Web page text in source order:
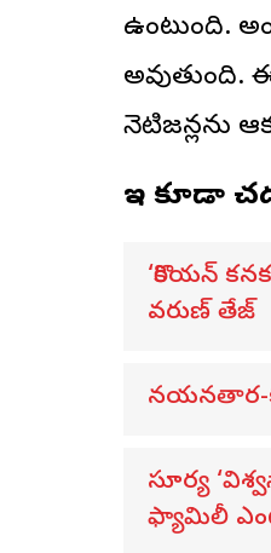
ఉంటుంది.
నెటిజ‌న్ల‌ను
ఇవి కూడా
‘కొరియన్
వరుణ్ తేజ్
నయనతార-
సూర్య
ఫ్యామిలీ